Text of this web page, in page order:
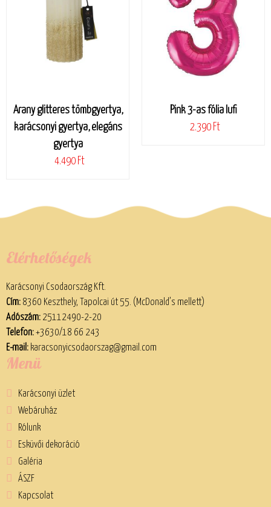
Arany glitteres tömbgyertya,
karácsonyi gyertya, elegáns
gyertya
4.490 Ft
Pink 3-as fólia lufi
2.390 Ft
Elérhetőségek
Karácsonyi Csodaország Kft.
Cím:8360 Keszthely, Tapolcai út 55. (McDonald’s mellett)
Adószám:25112490-2-20
Telefon:+3630/18 66 243
E-mail: karacsonyicsodaorszag@gmail.com
Menü
Karácsonyi üzlet
Webáruház
Rólunk
Esküvői dekoráció
Galéria
ÁSZF
Kapcsolat